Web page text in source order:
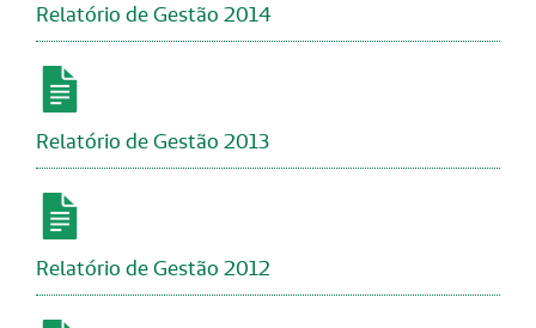
Relatório de Gestão 2014
Relatório de Gestão 2013
Relatório de Gestão 2012